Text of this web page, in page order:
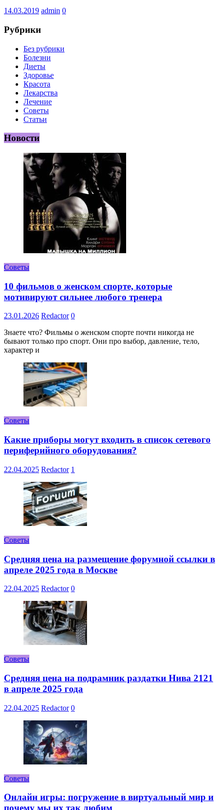
14.03.2019 admin 0
Рубрики
Без рубрики
Болезни
Диеты
Здоровье
Красота
Лекарства
Лечение
Советы
Статьи
Новости
Советы
10 фильмов о женском спорте, которые
мотивируют сильнее любого тренера
23.01.2026 Redactor 0
Знаете что? Фильмы о женском спорте почти никогда не
бывают только про спорт. Они про выбор, давление, тело,
характер и
Советы
Какие приборы могут входить в список сетевого
периферийного оборудования?
22.04.2025 Redactor 1
Советы
Средняя цена на размещение форумной ссылки в
апреле 2025 года в Москве
22.04.2025 Redactor 0
Советы
Средняя цена на подрамник раздатки Нива 2121
в апреле 2025 года
22.04.2025 Redactor 0
Советы
Онлайн игры: погружение в виртуальный мир и